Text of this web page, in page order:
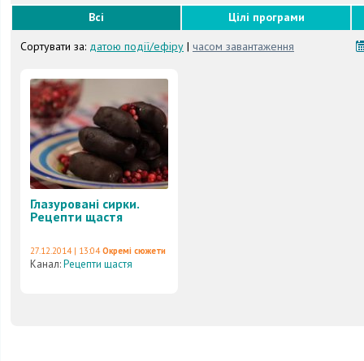
Всі
Цілі програми
Сортувати за: датою події/ефіру | часом завантаження
Глазуровані сирки.
Рецепти щастя
27.12.2014 | 13:04 Окремі сюжети
Канал:Рецепти щастя